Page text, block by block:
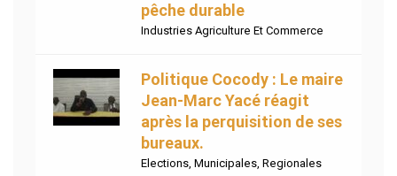
pêche durable
Industries Agriculture Et Commerce
Politique Cocody : Le maire
Jean-Marc Yacé réagit
après la perquisition de ses
bureaux.
Elections, Municipales, Regionales